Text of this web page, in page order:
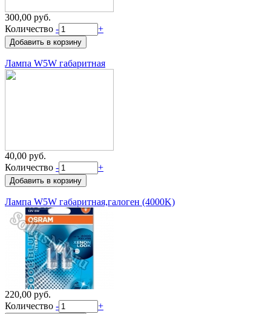
300,00 руб.
Количество - +
Лампа W5W габаритная
40,00 руб.
Количество - +
Лампа W5W габаритная,галоген (4000K)
220,00 руб.
Количество - +